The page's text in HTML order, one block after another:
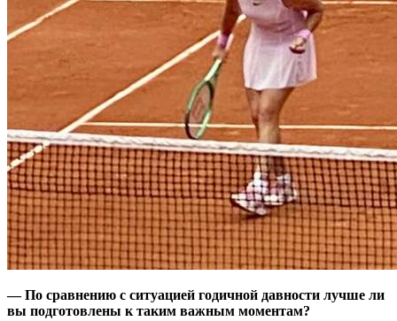
— По сравнению с ситуацией годичной давности лучше ли
вы подготовлены к таким важным моментам?